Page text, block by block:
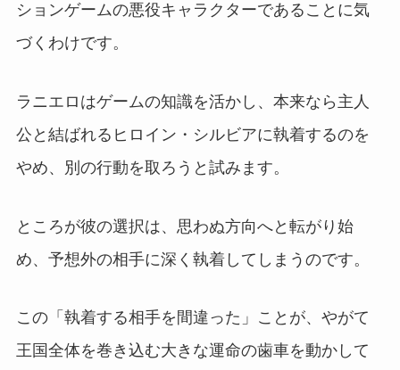
ションゲームの悪役キャラクターであることに気
づくわけです。
ラニエロはゲームの知識を活かし、本来なら主人
公と結ばれるヒロイン・シルビアに執着するのを
やめ、別の行動を取ろうと試みます。
ところが彼の選択は、思わぬ方向へと転がり始
め、予想外の相手に深く執着してしまうのです。
この「執着する相手を間違った」ことが、やがて
王国全体を巻き込む大きな運命の歯車を動かして